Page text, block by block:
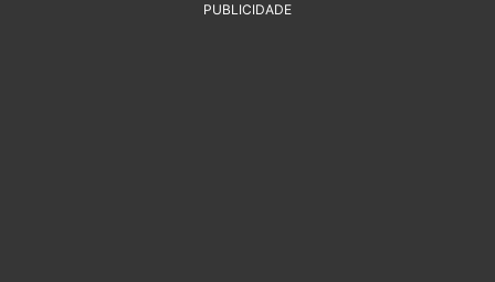
PUBLICIDADE